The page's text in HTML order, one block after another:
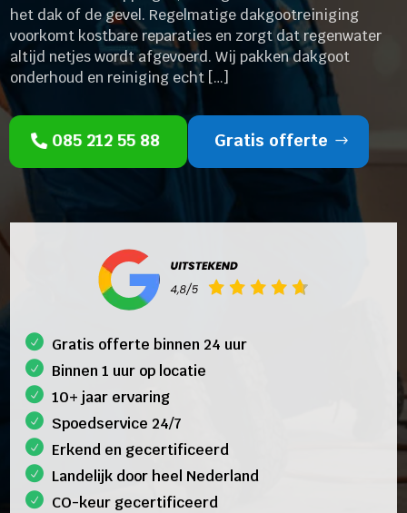
het dak of de gevel. Regelmatige dakgootreiniging
voorkomt kostbare reparaties en zorgt dat regenwater
altijd netjes wordt afgevoerd. Wij pakken dakgoot
onderhoud en reiniging echt […]
085 212 55 88 Gratis offerte
Gratis offerte binnen 24 uur
Binnen 1 uur op locatie
10+ jaar ervaring
Spoedservice 24/7
Erkend en gecertificeerd
Landelijk door heel Nederland
CO-keur gecertificeerd